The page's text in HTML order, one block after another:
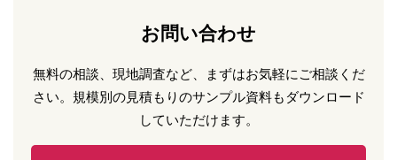
お問い合わせ
無料の相談、現地調査など、まずはお気軽にご相談くだ
さい。 規模別の見積もりのサンプル資料もダウンロード
していただけます。